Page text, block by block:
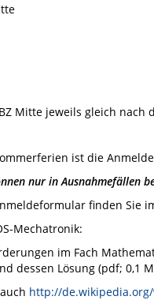
Mitte jeweils gleich nach
ist die
nur in Ausnahmefällen
finden Sie
Mechatronik:
im Fach
dessen Lösung (pdf; 0,1
http://